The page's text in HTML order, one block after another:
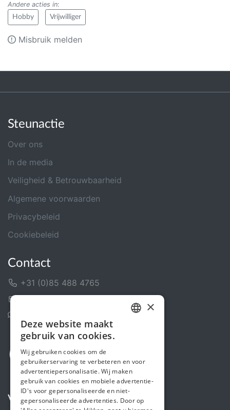
Andere acties in:
Hobby Vrijwilliger
Misbruik melden
Steunactie
Over ons
In de media
Veiligheid & Betrouwbaarheid
Algemene voorwaarden
Privacybeleid
Cookiebeleid
Contact
+31 (0)85 488 4765
Volg ons
ENGLISH
×
Deze website maakt
gebruik van cookies.
Wij gebruiken cookies om de
gebruikerservaring te verbeteren en voor
advertentiepersonalisatie. Wij maken
gebruik van cookies en mobiele advertentie-
ID's voor gepersonaliseerde en niet-
gepersonaliseerde advertenties. Door op